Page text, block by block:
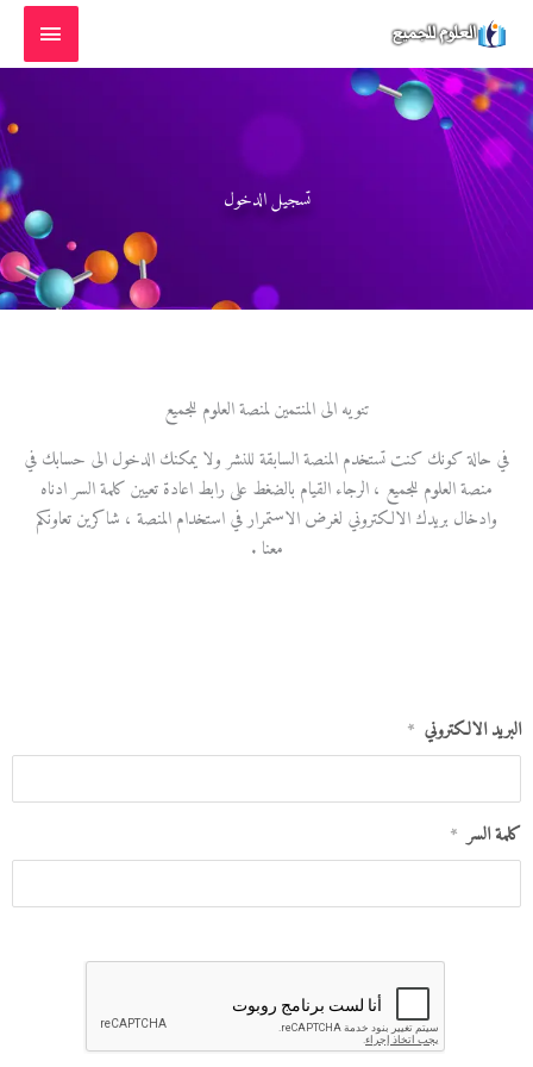
المحتوى
القائمة
الرئيسية
تسجيل الدخول
تنويه الى المنتمين لمنصة العلوم للجميع
في حالة كونك كنت تستخدم المنصة السابقة للنشر ولا يمكنك الدخول الى حسابك في
منصة العلوم للجميع ، الرجاء القيام بالضغط على رابط اعادة تعيين كلمة السر ادناه
وادخال بريدك الالكتروني لغرض الاستمرار في استخدام المنصة ، شاكرين تعاونكم
معنا .
البريد الالكتروني *
كلمة السر *